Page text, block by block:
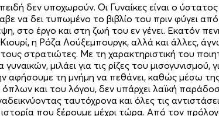
δεν υποχωρούν. Οι Γυναίκες είναι ο
να δει τυπωμένο το βιβλίο του πριν φύγει
στο έργο και στη ζωή του εν γένει. Εκατόν
η Ρόζα Λούξεμπουργκ, αλλά και άλλες,
στρατιώτες. Με τη χαρακτηριστική του
μιλάει για τις ρίζες του
αφήσουμε τη μνήμη να πεθάνει, καθώς μέσω
και του λόγου, δεν υπάρχει λαϊκή
ταυτόχρονα και όλες τις
που ξέρουμε μέχρι τώρα. Από τον